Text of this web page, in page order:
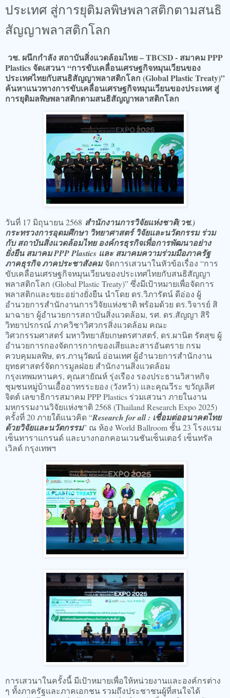
ประเทศ สู่การยุติมลพิษพลาสติกตามสนธิ
สัญญาพลาสติกโลก
วช. ผนึกกำลัง สถาบันสิ่งแวดล้อมไทย – TBCSD - สมาคม PPP
Plastics จัดเสวนา “การขับเคลื่อนเศรษฐกิจหมุนเวียนของ
ประเทศไทยกับสนธิสัญญาพลาสติกโลก (Global Plastic Treaty)”
ค้นหาแนวทางการขับเคลื่อนเศรษฐกิจหมุนเวียนของประเทศ สู่
การยุติมลพิษพลาสติกตามสนธิสัญญาพลาสติกโลก
วันที่ 17 มิถุนายน 2568 สำนักงานการวิจัยแห่งชาติ(วช.)
กระทรวงการอุดมศึกษา วิทยาศาสตร์ วิจัยและนวัตกรรม ร่วม
กับ สถาบันสิ่งแวดล้อมไทย องค์กรธุรกิจเพื่อการพัฒนาอย่าง
ยั่งยืน สมาคม PPP Plastics และ สมาคมความร่วมมือภาครัฐ
ภาคธุรกิจ ภาคประชาสังคมจัดการเสวนาในหัวข้อเรื่อง “การ
ขับเคลื่อนเศรษฐกิจหมุนเวียนของประเทศไทยกับสนธิสัญญา
พลาสติกโลก (Global Plastic Treaty)” ซึ่งมีเป้าหมายเพื่อจัดการ
พลาสติกและขยะอย่างยั่งยืน นำโดย ดร.วิภารัตน์ ดีอ่อง ผู้
อำนวยการสำนักงานการวิจัยแห่งชาติ พร้อมด้วย ดร.วิจารย์ สิ
มาฉายา ผู้อำนวยการสถาบันสิ่งแวดล้อม, รศ. ดร.สัญญา สิริ
วิทยาปรกรณ์ ภาควิชาวิศวกรสิ่งแวดล้อม คณะ
วิศวกรรมศาสตร์ มหาวิทยาลัยเกษตรศาสตร์, ดร.ผานิต รัตสุข ผู้
อำนวยการกองจัดการกากของเสียและสารอันตราย กรม
ควบคุมมลพิษ, ดร.ภานุวัฒน์ อ่อนเทศ ผู้อำนวยการสำนักงาน
ยุทธศาสตร์จัดการมูลฝอย สำนักงานสิ่งแวดล้อม
กรุงเทพมหานคร, คุณสายัณห์ รุ่งเรือง รองประธานวิสาหกิจ
ชุมชนหมู่บ้านเอื้ออาทรระยอง (วังหว้า) และคุณวีระ ขวัญเลิศ
จิตต์ เลขาธิการสมาคม PPP Plastics ร่วมเสวนา ภายในงาน
มหกรรมงานวิจัยแห่งชาติ 2568 (Thailand Research Expo 2025)
ครั้งที่ 20 ภายใต้แนวคิด “Research for all : เชื่อมต่ออนาคตไทย
ด้วยวิจัยและนวัตกรรม” ณ ห้อง World Ballroom ชั้น 23 โรงแรม
เซ็นทาราแกรนด์ และบางกอกคอนเวนชันเซ็นเตอร์ เซ็นทรัล
เวิลด์ กรุงเทพฯ
การเสวนาในครั้งนี้ มีเป้าหมายเพื่อให้หน่วยงานและองค์กรต่าง
ๆ ทั้งภาครัฐและภาคเอกชน รวมถึงประชาชนผู้ที่สนใจได้